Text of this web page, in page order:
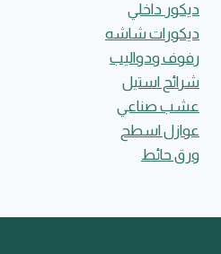
ديكور داخلي
ديكورات شاشه
رفوف ودواليب
شرائح استيل
عشب صناعي
عوازل اسطح
ورق حائط